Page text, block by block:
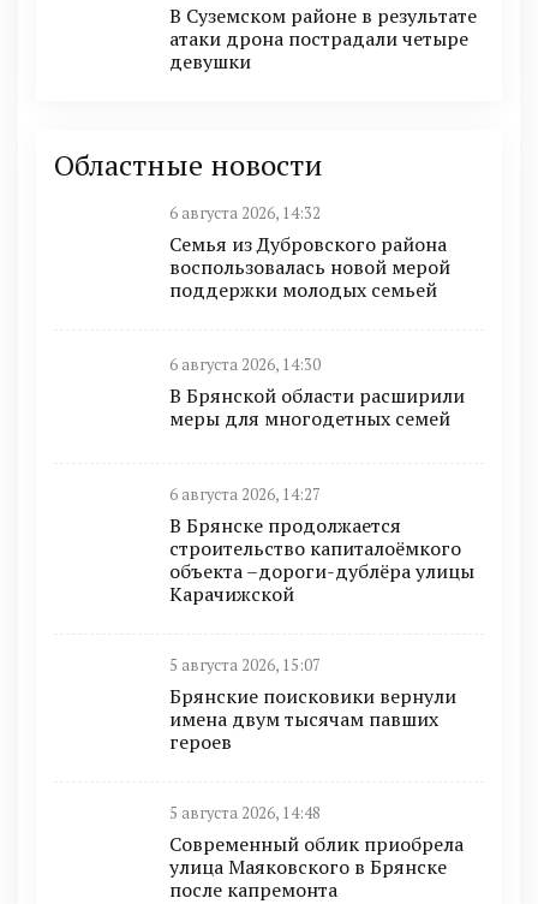
В Суземском районе в результате
атаки дрона пострадали четыре
девушки
Областные новости
6 августа 2026, 14:32
Семья из Дубровского района
воспользовалась новой мерой
поддержки молодых семьей
6 августа 2026, 14:30
В Брянской области расширили
меры для многодетных семей
6 августа 2026, 14:27
В Брянске продолжается
строительство капиталоёмкого
объекта –дороги-дублёра улицы
Карачижской
5 августа 2026, 15:07
Брянские поисковики вернули
имена двум тысячам павших
героев
5 августа 2026, 14:48
Современный облик приобрела
улица Маяковского в Брянске
после капремонта